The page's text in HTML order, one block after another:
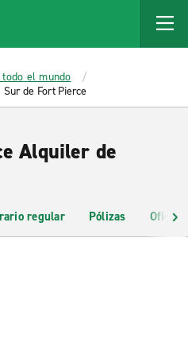
el mundo
Sur de Fort Pierce
Alquiler de
regular Pólizas